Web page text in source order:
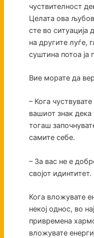
чуствителност
Целата ова
сте во ситуација
на другите луѓе,
суштина потоа ја
Вие морате да
– Кога
вашиот знак
тогаш
самите себе.
– За вас не е
својот идинтитет.
Кога вложувате
некој однос, во
привремена
вложувате